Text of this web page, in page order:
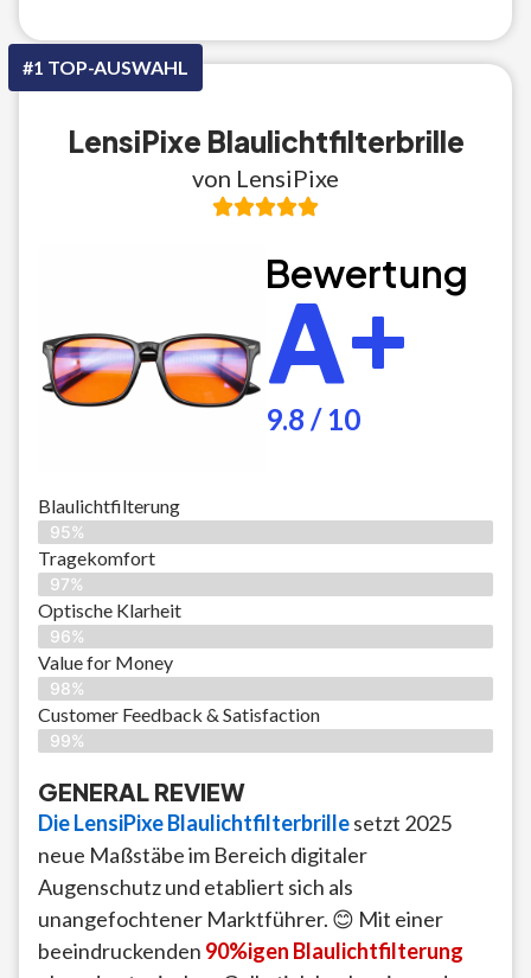
#1 TOP-AUSWAHL
LensiPixe Blaulichtfilterbrille
von LensiPixe
Bewertung
A+
9.8 / 10
Blaulichtfilterung
95%
Tragekomfort
97%
Optische Klarheit
96%
Value for Money
98%
Customer Feedback & Satisfaction​
99%
GENERAL REVIEW
Die LensiPixe Blaulichtfilterbrillesetzt 2025
neue Maßstäbe im Bereich digitaler
Augenschutz und etabliert sich als
unangefochtener Marktführer. 😊 Mit einer
beeindruckenden 90%igen Blaulichtfilterung